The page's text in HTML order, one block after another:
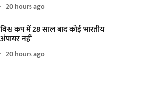
20 hours ago
विश्व कप में 28 साल बाद कोई भारतीय
अंपायर नहीं
20 hours ago